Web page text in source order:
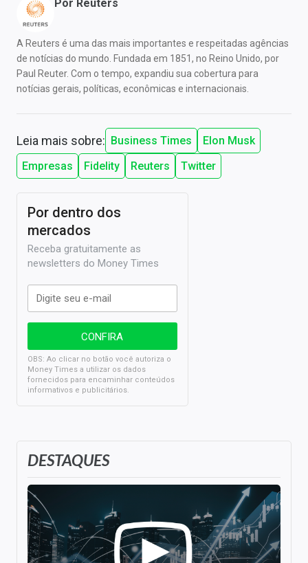
Por Reuters
A Reuters é uma das mais importantes e respeitadas agências
de notícias do mundo. Fundada em 1851, no Reino Unido, por
Paul Reuter. Com o tempo, expandiu sua cobertura para
notícias gerais, políticas, econômicas e internacionais.
Leia mais sobre: Business Times
Elon Musk
Empresas
Fidelity Reuters Twitter
DESTAQUES
Por dentro dos
mercados
Receba gratuitamente as
newsletters do Money Times
OBS: Ao clicar no botão você autoriza o
Money Times a utilizar os dados
fornecidos para encaminhar conteúdos
informativos e publicitários.